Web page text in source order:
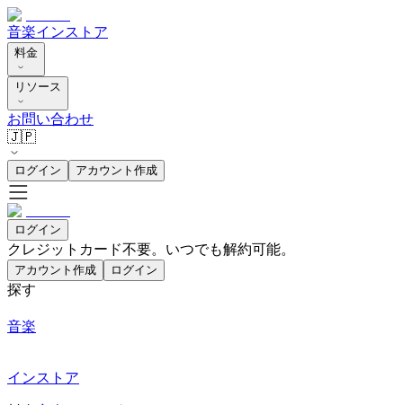
音楽インストア
料金
リソース
お問い合わせ
🇯🇵
ログイン アカウント作成
ログイン
クレジットカード不要。いつでも解約可能。
アカウント作成 ログイン
探す
音楽
インストア